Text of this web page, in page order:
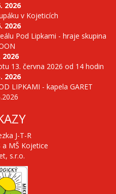
2026
v Kojeticích
2026
Pod Lipkami - hraje skupina
2026
13. června 2026 od 14 hodin
2026
LIPKAMI - kapela GARET
J-T-R
a MŠ Kojetice
s.r.o.